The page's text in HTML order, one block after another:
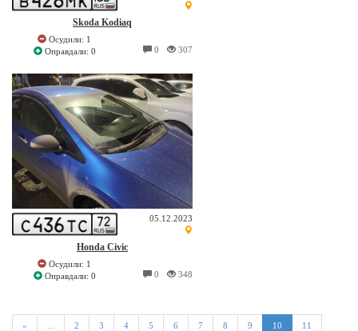
Skoda Kodiaq
Осудили: 1
Оправдали: 0
307
0
05.12.2023
Honda Civic
Осудили: 1
Оправдали: 0
348
0
« 2 3 4 5 6 7 8 9 10 11